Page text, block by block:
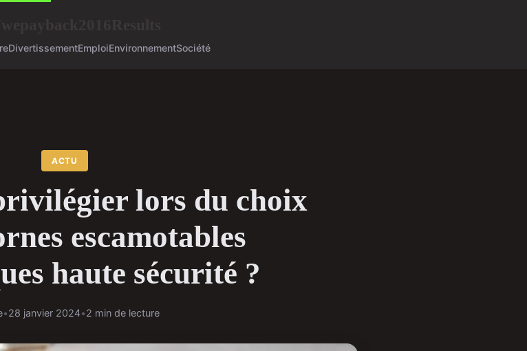
DivertissementEmploiEnvironnementSociété
ACTU
lors du choix
escamotables
haute sécurité ?
•28 janvier 2024•2 min de lecture